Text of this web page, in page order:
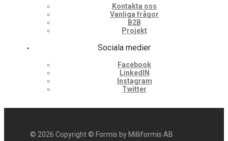
Kontakta oss
Vanliga frågor
B2B
Projekt
Sociala medier
Facebook
LinkedIN
Instagram
Twitter
© 2026 Copyright © Formis by Milliformis AB